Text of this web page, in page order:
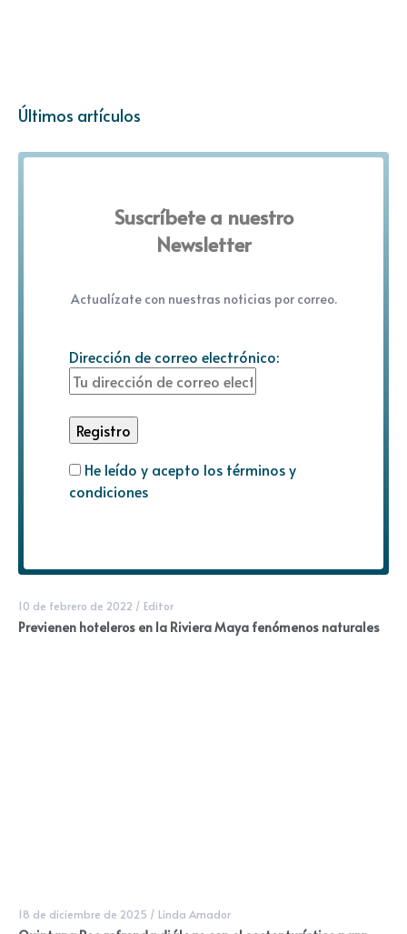
Últimos artículos
Suscríbete a nuestro
Newsletter
Actualízate con nuestras noticias por correo.
Dirección de correo electrónico:
He leído y acepto los términos y
condiciones
10 de febrero de 2022 / Editor
Previenen hoteleros en la Riviera Maya fenómenos naturales
18 de diciembre de 2025 / Linda Amador